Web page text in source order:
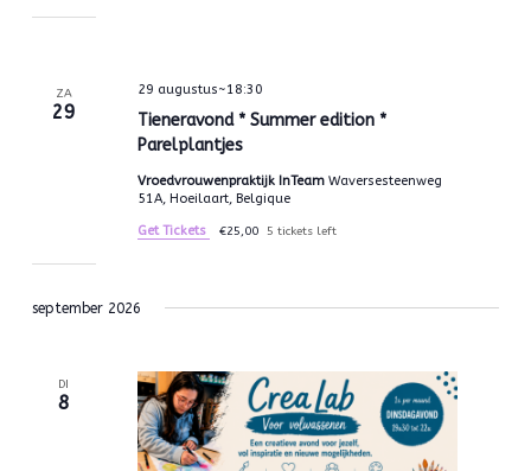
ZA
29
Tieneravond * Summer edition *
Parelplantjes
29 augustus~18:30
Vroedvrouwenpraktijk InTeam Waversesteenweg
51A, Hoeilaart, Belgique
Get Tickets €25,00 5 tickets left
september 2026
DI
8